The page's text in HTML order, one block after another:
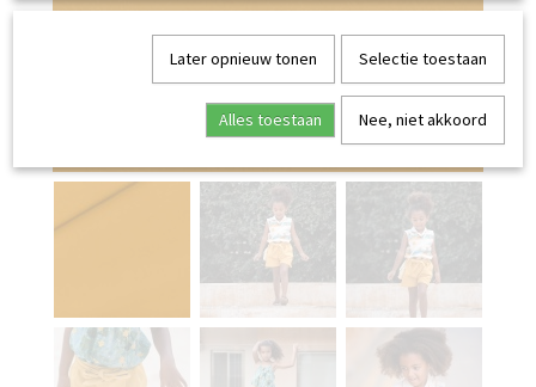
Later opnieuw tonen Selectie toestaan
Alles toestaan Nee, niet akkoord